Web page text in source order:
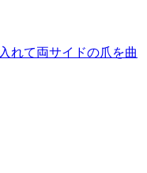
れて両サイドの爪を曲